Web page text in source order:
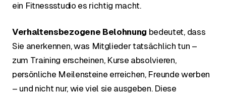
ein Fitnessstudio es richtig macht.
Verhaltensbezogene Belohnung bedeutet, dass
Sie anerkennen, was Mitglieder tatsächlich tun –
zum Training erscheinen, Kurse absolvieren,
persönliche Meilensteine erreichen, Freunde werben
– und nicht nur, wie viel sie ausgeben. Diese